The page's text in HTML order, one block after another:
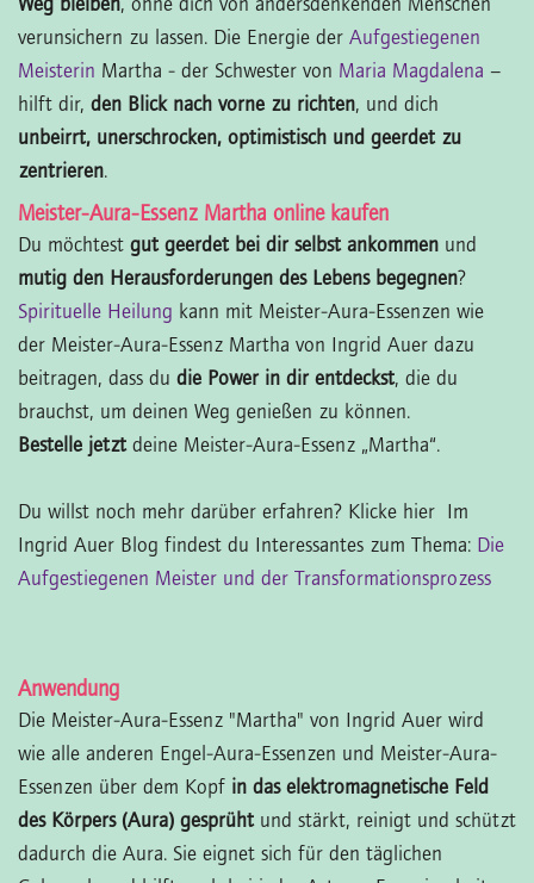
Weg bleiben, ohne dich von andersdenkenden Menschen
verunsichern zu lassen. Die Energie der Aufgestiegenen
Meisterin Martha - der Schwester von Maria Magdalena –
hilft dir, den Blick nach vorne zu richten, und dich
unbeirrt, unerschrocken, optimistisch und geerdet zu
zentrieren.
Meister-Aura-Essenz Martha online kaufen
Du möchtest gut geerdet bei dir selbst ankommen und
mutig den Herausforderungen des Lebens begegnen?
Spirituelle Heilung kann mit Meister-Aura-Essenzen wie
der Meister-Aura-Essenz Martha von Ingrid Auer dazu
beitragen, dass du die Power in dir entdeckst, die du
brauchst, um deinen Weg genießen zu können.
Bestelle jetzt deine Meister-Aura-Essenz „Martha“.
Du willst noch mehr darüber erfahren? Klicke hier Im
Ingrid Auer Blog findest du Interessantes zum Thema: Die
Aufgestiegenen Meister und der Transformationsprozess
Anwendung
Die Meister-Aura-Essenz "Martha" von Ingrid Auer wird
wie alle anderen Engel-Aura-Essenzen und Meister-Aura-
Essenzen über dem Kopf in das elektromagnetische Feld
des Körpers (Aura) gesprüht und stärkt, reinigt und schützt
dadurch die Aura. Sie eignet sich für den täglichen